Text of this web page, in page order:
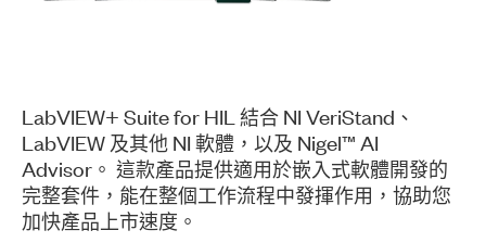
LabVIEW+ Suite for HIL 結合 NI VeriStand、
LabVIEW 及其他 NI 軟體，以及 Nigel™ AI
Advisor。 這款產品提供適用於嵌入式軟體開發的
完整套件，能在整個工作流程中發揮作用，協助您
加快產品上市速度。